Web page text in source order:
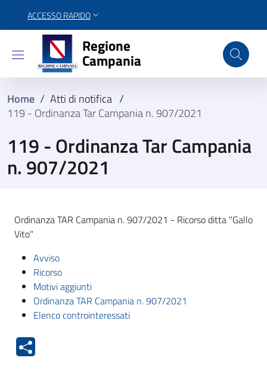
ACCESSO RAPIDO
Regione Campania
Regione
Campania
Home / Atti di notifica /
119 - Ordinanza Tar Campania n. 907/2021
119 - Ordinanza Tar Campania
n. 907/2021
Ordinanza TAR Campania n. 907/2021 - Ricorso ditta "Gallo
Vito"
Avviso
Ricorso
Motivi aggiunti
Ordinanza TAR Campania n. 907/2021
Elenco controinteressati